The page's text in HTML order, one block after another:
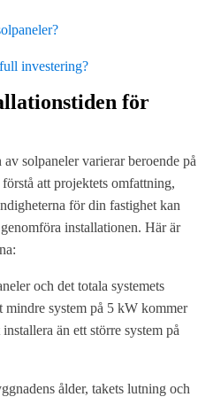
investering?
för
solpaneler varierar beroende på
att projektets omfattning,
för din fastighet kan
installationen. Här är
och det totala systemets
mindre system på 5 kW kommer
än ett större system på
ålder, takets lutning och